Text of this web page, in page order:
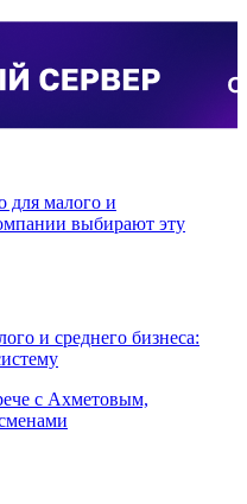
и среднего бизнеса: